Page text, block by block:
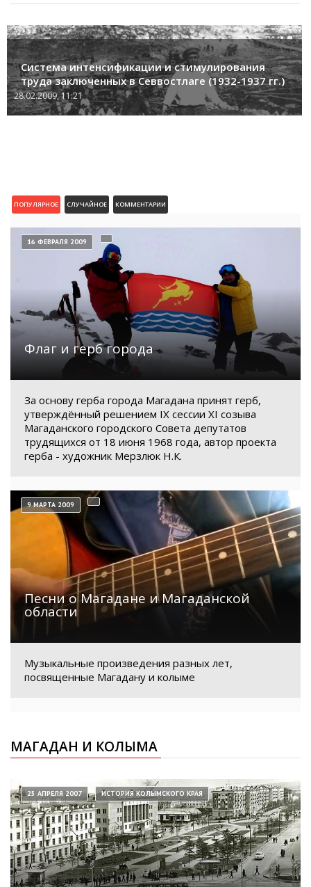
Система интенсификации и стимулирования
труда заключенных в Севвостлаге (1932-1937 гг.)
28.02.2009, 11:21
ПОПУЛЯРНОЕ СЛУЧАЙНОЕ КОММЕНТАРИИ
Флаг и герб города
16 ФЕВРАЛЯ 2009
За основу герба города Магадана принят герб,
утверждённый решением IX сессии XI созыва
Магаданского городского Совета депутатов
трудящихся от 18 июня 1968 года, автор проекта
герба - художник Мерзлюк Н.К.
Песни о Магадане и Магаданской
области
9 МАРТА 2009
Музыкальные произведения разных лет,
посвященные Магадану и колыме
МАГАДАН И КОЛЫМА
25 АПРЕЛЯ 2007 ИСТОРИЯ КОЛЫМСКОГО КРАЯ